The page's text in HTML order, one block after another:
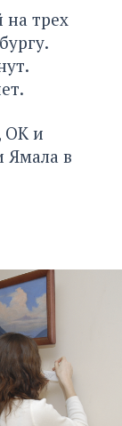
на трех
ОК и
Ямала в